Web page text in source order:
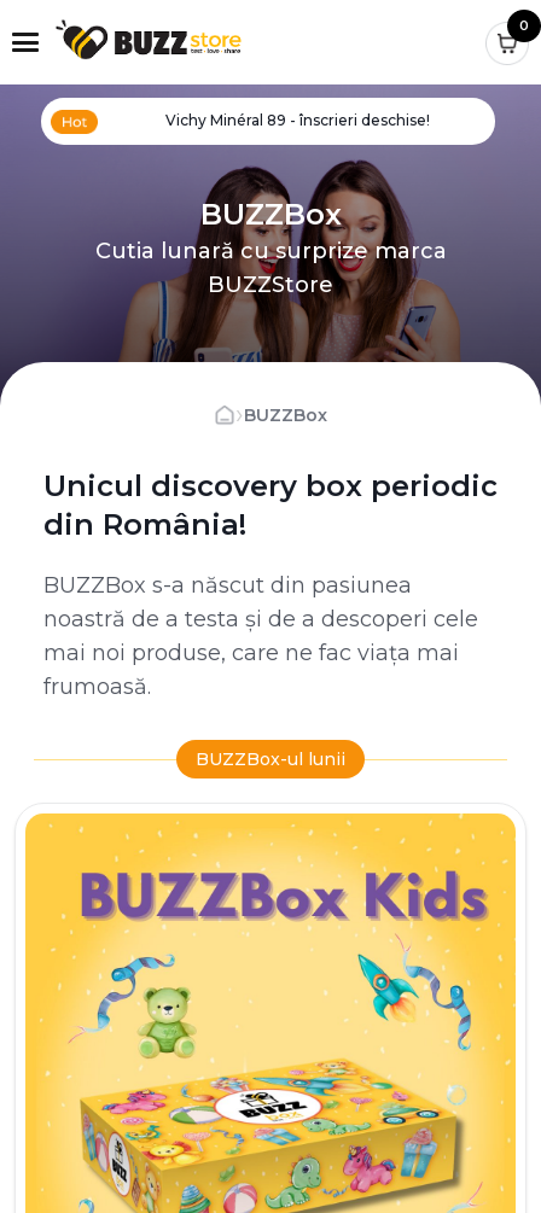
0
Vichy Minéral 89 - înscrieri deschise!
BUZZBox
Cutia lunară cu surprize marca
BUZZStore
›BUZZBox
Unicul discovery box periodic
din România!
BUZZBox s-a născut din pasiunea
noastră de a testa și de a descoperi cele
mai noi produse, care ne fac viața mai
frumoasă.
BUZZBox-ul lunii